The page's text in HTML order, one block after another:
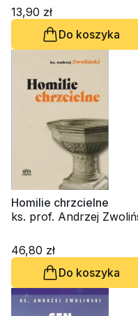
13,90 zł
Do koszyka
Homilie chrzcielne
ks. prof. Andrzej
46,80 zł
Do koszyka